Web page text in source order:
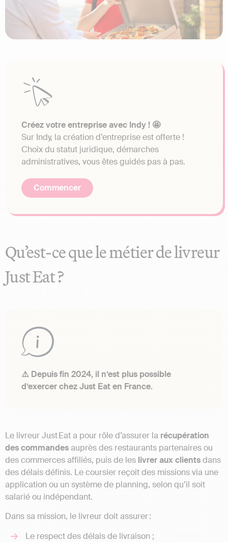
Créez votre entreprise avec Indy ! 🤩
Sur Indy, la création d’entreprise est offerte !
Choix du statut juridique, démarches
administratives, vous êtes guidés pas à pas.
Commencer
Qu’est‑ce que le métier de livreur
Just Eat ?
⚠️ Depuis fin 2024, il n’est plus possible
d’exercer chez Just Eat en France.
Le livreur Just Eat a pour rôle d’assurer la récupération
des commandesauprès des restaurants partenaires ou
des commerces affiliés, puis de les livrer aux clientsdans
des délais définis. Le coursier reçoit des missions via une
application ou un système de planning, selon qu’il soit
salarié ou indépendant.
Dans sa mission, le livreur doit assurer :
Le respect des délais de livraison ;